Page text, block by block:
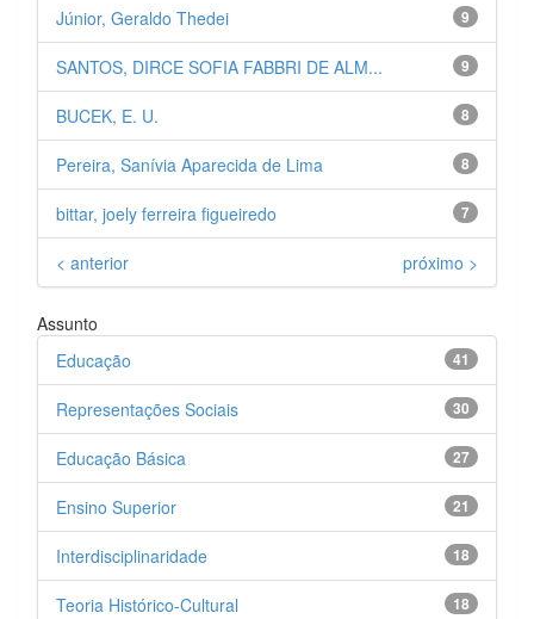
9
Júnior, Geraldo Thedei
9
SANTOS, DIRCE SOFIA FABBRI DE ALM...
8
BUCEK, E. U.
8
Pereira, Sanívia Aparecida de Lima
7
bittar, joely ferreira figueiredo
< anterior próximo >
Assunto
41
Educação
30
Representações Sociais
27
Educação Básica
21
Ensino Superior
18
Interdisciplinaridade
18
Teoria Histórico-Cultural